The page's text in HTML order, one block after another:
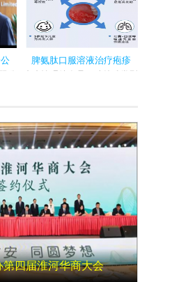
,始
脾氨肽口服溶液治疗疱疹
第四届淮河华商大会